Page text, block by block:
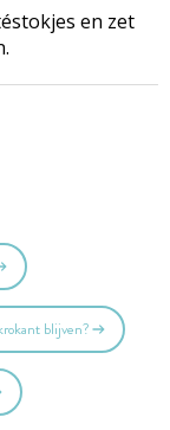
en zet
blijven?